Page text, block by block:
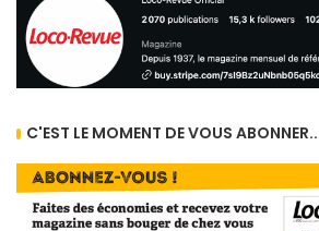
C'EST LE MOMENT DE VOUS